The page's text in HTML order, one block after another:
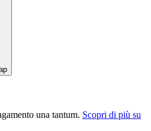
una tantum. Scopri di più su